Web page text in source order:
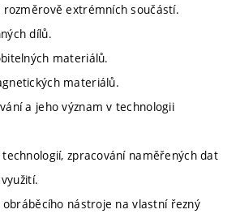
extrémních součástí.
dílů.
materiálů.
materiálů.
a jeho význam v technologii
zpracování naměřených dat
nástroje na vlastní řezný